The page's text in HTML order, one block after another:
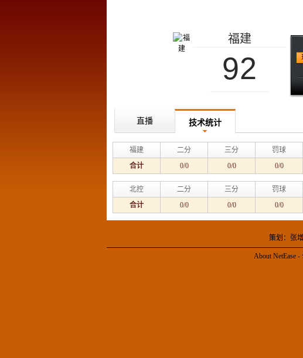
福建
92
直播 技术统计
福建 二分 三分 罚球
合计
0/0 0/0 0/0
北控 二分 三分 罚球
合计
0/0 0/0 0/0
策划：张
About NetEase -